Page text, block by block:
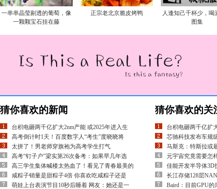
一串串晶莹剔透的葡萄，像
一颗颗宝石挂在藤
正宗老北京脆皮烤鸭
人逢知己千杯少，喝
图集
猜你喜欢的新闻
台积电砸两千亿扩大2nm产能 或2025年进入生
高考倒计时1天！百度数字人“考生”度晓晓将
太拼了！男老师穿旗袍为高考学生打气
高考“钉子户”梁实第26次备考：如果早几年选
高三学生集体喊楼太热血了！看见了青春最美的
咸粽子销量是甜粽子4倍 你喜欢吃咸粽子还是
萌娃上台表演节目10秒后睡着 网友：她还是一
猜你喜欢的关
台积电砸两千亿扩
芯驰科技发布车规
马斯克：特斯拉或
元宇宙究竟需要怎
佳能开发半导体
长江存储128层
Baird：目前GPU